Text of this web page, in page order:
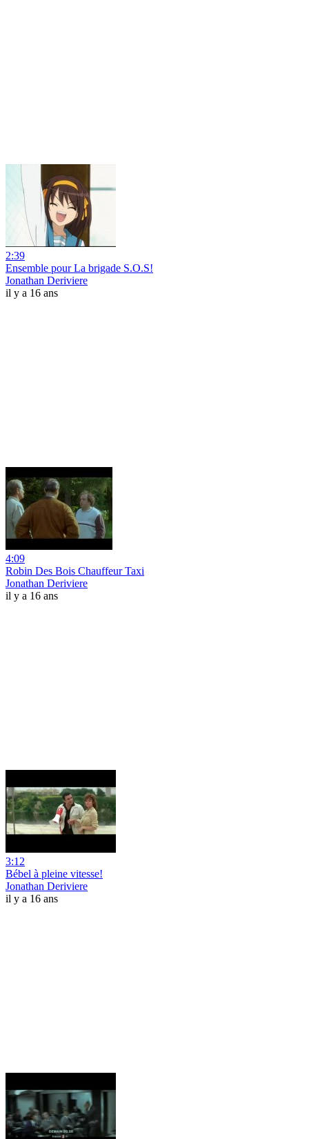
2:39
Ensemble pour La brigade S.O.S!
Jonathan Deriviere
il y a 16 ans
4:09
Robin Des Bois Chauffeur Taxi
Jonathan Deriviere
il y a 16 ans
3:12
Bébel à pleine vitesse!
Jonathan Deriviere
il y a 16 ans